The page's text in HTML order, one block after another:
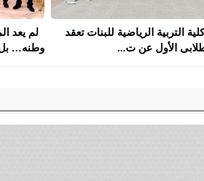
التربية الرياضية للبنات تعقد
الأول عن ت...
لم يعد
وطنه…